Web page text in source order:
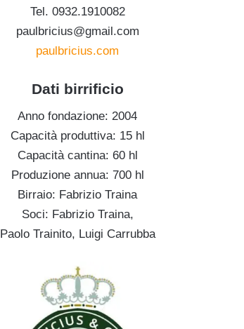
Tel. 0932.1910082
paulbricius@gmail.com
paulbricius.com
Dati birrificio
Anno fondazione: 2004
Capacità produttiva: 15 hl
Capacità cantina: 60 hl
Produzione annua: 700 hl
Birraio: Fabrizio Traina
Soci: Fabrizio Traina,
Paolo Trainito, Luigi Carrubba